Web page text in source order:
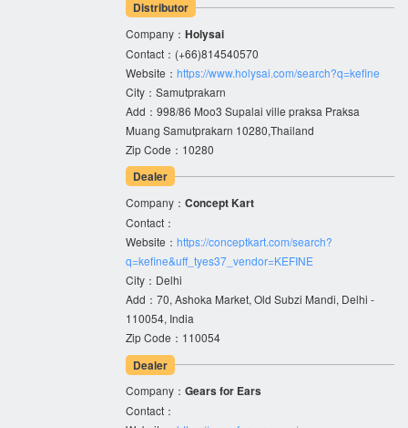
Distributor
Company： Holysai
Contact：(+66)814540570
Website： https://www.holysai.com/search?q=kefine
City：Samutprakarn
Add：998/86 Moo3 Supalai ville praksa Praksa
Muang Samutprakarn 10280,Thailand
Zip Code：10280
Dealer
Company： Concept Kart
Contact：
Website： https://conceptkart.com/search?
q=kefine&uff_tyes37_vendor=KEFINE
City：Delhi
Add：70, Ashoka Market, Old Subzi Mandi, Delhi -
110054, India
Zip Code：110054
Dealer
Company： Gears for Ears
Contact：